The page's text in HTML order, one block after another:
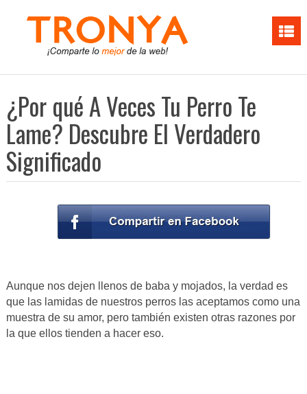
¿Por qué A Veces Tu Perro Te
Lame? Descubre El Verdadero
Significado
Aunque nos dejen llenos de baba y mojados, la verdad es
que las lamidas de nuestros perros las aceptamos como una
muestra de su amor, pero también existen otras razones por
la que ellos tienden a hacer eso.